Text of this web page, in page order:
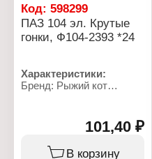
Код: 598299
ПАЗ 104 эл. Крутые
гонки, Ф104-2393 *24
Характеристики:
Бренд: Рыжий кот
Модель: "Крутые гонки"
Размер собранного
пазла: 33х23 см
Количество элементов:
101,40 ₽
В корзину